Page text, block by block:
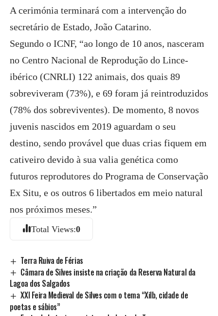
A cerimónia terminará com a intervenção do
secretário de Estado, João Catarino.
Segundo o ICNF, “ao longo de 10 anos, nasceram
no Centro Nacional de Reprodução do Lince-
ibérico (CNRLI) 122 animais, dos quais 89
sobreviveram (73%), e 69 foram já reintroduzidos
(78% dos sobreviventes). De momento, 8 novos
juvenis nascidos em 2019 aguardam o seu
destino, sendo provável que duas crias fiquem em
cativeiro devido à sua valia genética como
futuros reprodutores do Programa de Conservação
Ex Situ, e os outros 6 libertados em meio natural
nos próximos meses.”
Total Views:0
Terra Ruiva de Férias
Câmara de Silves insiste na criação da Reserva Natural da
Lagoa dos Salgados
XXI Feira Medieval de Silves com o tema “Xilb, cidade de
poetas e sábios”